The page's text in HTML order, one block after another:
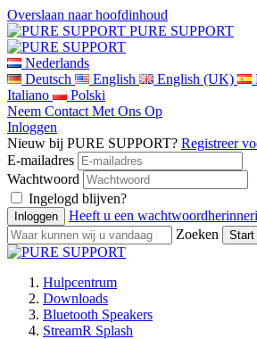
Overslaan naar hoofdinhoud
PURE SUPPORT
Nederlands
Deutsch
English English (UK)
Italiano
Polski
Neem Contact Met Ons Op
Inloggen
Nieuw bij PURE SUPPORT? Registreer
E-mailadres
Wachtwoord
Ingelogd blijven?
Heeft u een
Zoeken
Hulpcentrum
Downloads
Bluetooth Speakers
StreamR Splash